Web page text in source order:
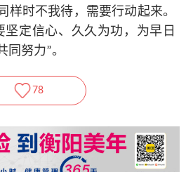
样时不我待，需要行动起来。
坚定信心、久久为功，为早日
努力”。
78